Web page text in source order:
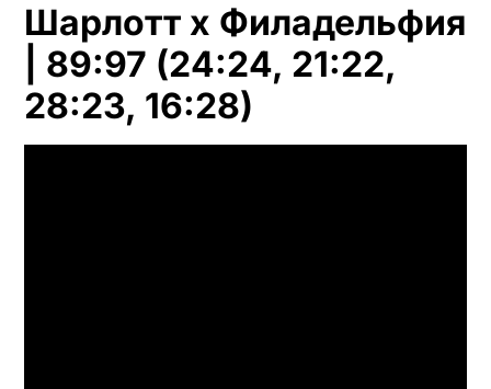
Шарлотт x Филадельфия
| 89:97 (24:24, 21:22,
28:23, 16:28)